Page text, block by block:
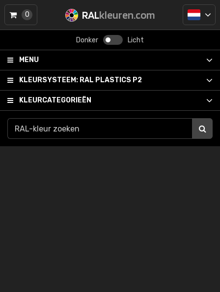
RALkleuren.com
Donker Licht
MENU
KLEURSYSTEEM: RAL PLASTICS P2
KLEURCATEGORIEËN
0